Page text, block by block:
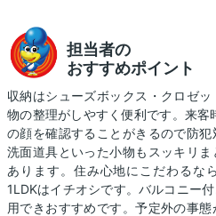
担当者の
おすすめポイント
収納はシューズボックス・クロゼ
物の整理がしやすく便利です。来
の顔を確認することがきるので防
洗面道具といった小物もスッキリ
あります。住み心地にこだわるな
1LDKはイチオシです。バルコニー
用できおすすめです。予定外の事